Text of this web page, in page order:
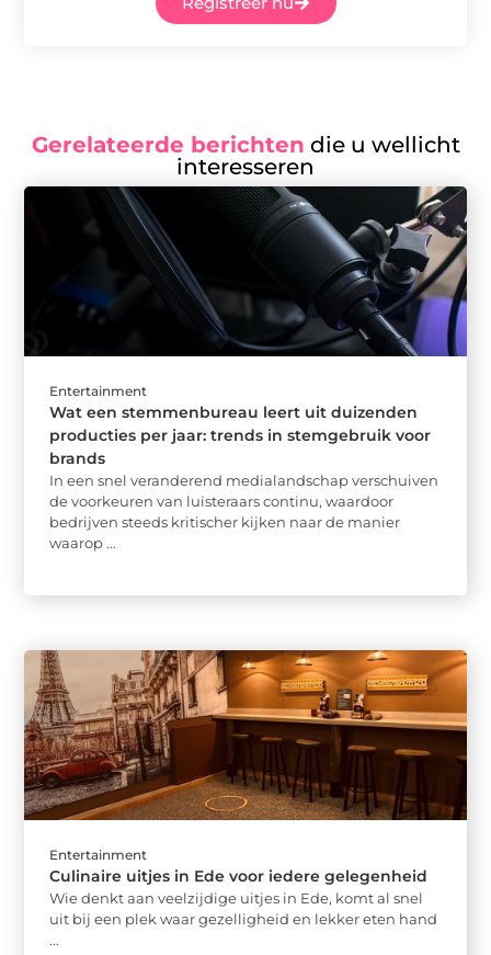
Gerelateerde berichten die u wellicht
interesseren
Entertainment
Wat een stemmenbureau leert uit duizenden
producties per jaar: trends in stemgebruik voor
brands
In een snel veranderend medialandschap verschuiven
de voorkeuren van luisteraars continu, waardoor
bedrijven steeds kritischer kijken naar de manier
waarop ...
Entertainment
Culinaire uitjes in Ede voor iedere gelegenheid
Wie denkt aan veelzijdige uitjes in Ede, komt al snel
uit bij een plek waar gezelligheid en lekker eten hand
...